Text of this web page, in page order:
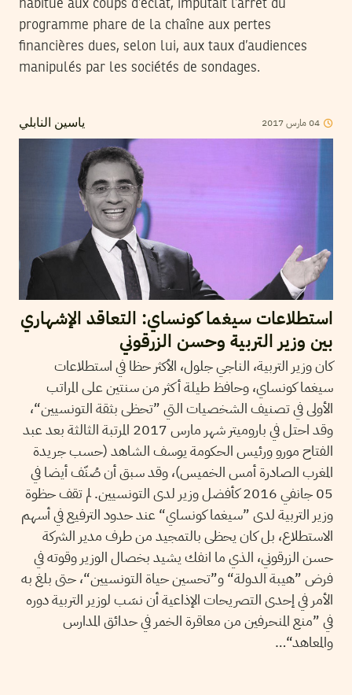
habitué aux coups d’éclat, imputait l’arrêt du
programme phare de la chaîne aux pertes
financières dues, selon lui, aux taux d’audiences
manipulés par les sociétés de sondages.
ياسين النابلي 04مارس2017
استطلاعات سيغما كونساي: التعاقد الإشهاري
بين وزير التربية وحسن الزرقوني
كان وزير التربية، الناجي جلول، الأكثر حظا في استطلاعات
سيغما كونساي، وحافظ طيلة أكثر من سنتين على المراتب
الأولى في تصنيف الشخصيات التي ”تحظى بثقة التونسيين“،
وقد احتل في باروميتر شهر مارس 2017 المرتبة الثالثة بعد عبد
الفتاح مورو ورئيس الحكومة يوسف الشاهد (حسب جريدة
المغرب الصادرة أمس الخميس)، وقد سبق أن صُنّف أيضا في
05 جانفي 2016 كأفضل وزير لدى التونسيين. لم تقف حظوة
وزير التربية لدى ”سيغما كونساي“ عند حدود الترفيع في أسهم
الاستطلاع، بل كان يحظى بالتمجيد من طرف مدير الشركة
حسن الزرقوني، الذي ما انفك يشيد بخصال الوزير وقوته في
فرض ”هيبة الدولة“ و”تحسين حياة التونسيين“، حتى بلغ به
الأمر في إحدى التصريحات الإذاعية أن نسَب لوزير التربية دوره
في ”منع المنحرفين من معاقرة الخمر في حدائق المدارس
والمعاهد“…